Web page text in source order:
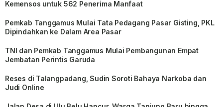
Kemensos untuk 562 Penerima Manfaat
Pemkab Tanggamus Mulai Tata Pedagang Pasar Gisting, PKL
Dipindahkan ke Dalam Area Pasar
TNI dan Pemkab Tanggamus Mulai Pembangunan Empat
Jembatan Perintis Garuda
Reses di Talangpadang, Sudin Soroti Bahaya Narkoba dan
Judi Online